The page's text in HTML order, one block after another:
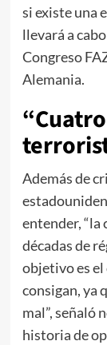
si existe una
llevará a
Congreso
Alemania.
Además de
entender, “la
décadas de
objetivo es el
consigan, ya
mal”, señaló
historia de